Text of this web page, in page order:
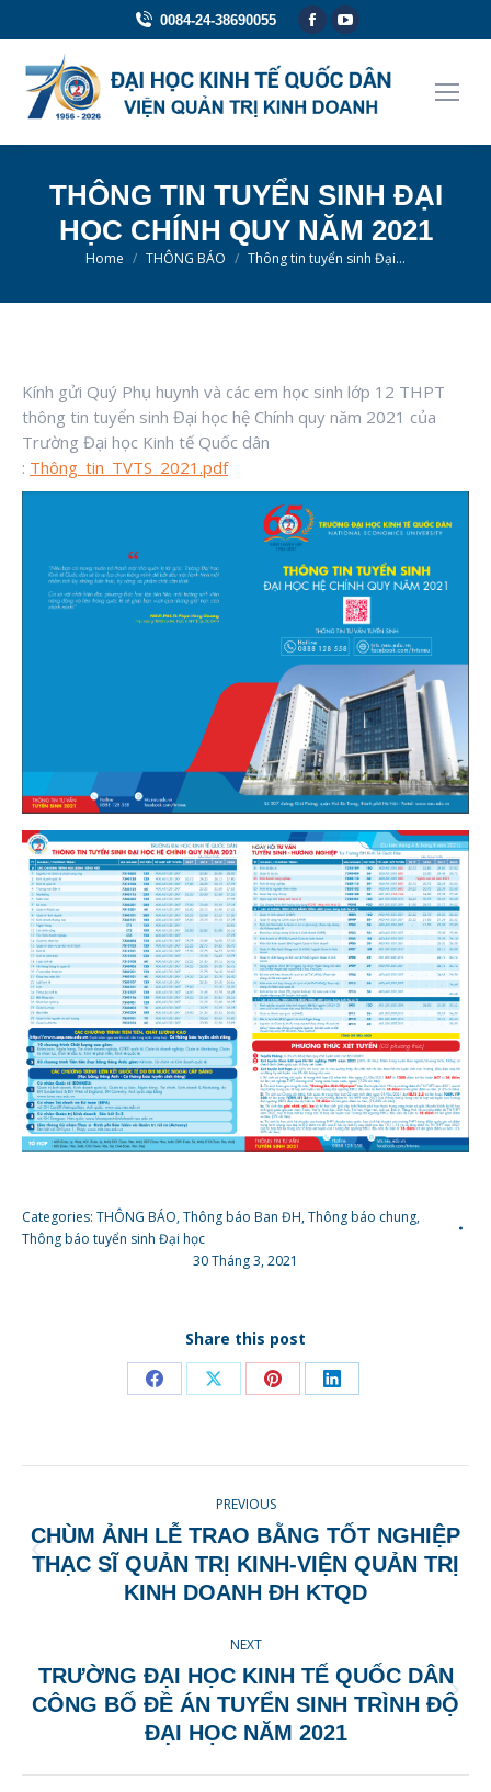
0084-24-38690055
Facebook
opens
in
YouTube
opens
in
THÔNG TIN TUYỂN SINH ĐẠI
HỌC CHÍNH QUY NĂM 2021
You are here:
Home THÔNG BÁO Thông tin tuyển sinh Đại…
Kính gửi Quý Phụ huynh và các em học sinh lớp 12 THPT
thông tin tuyển sinh Đại học hệ Chính quy năm 2021 của
Trường Đại học Kinh tế Quốc dân
: Thông_tin_TVTS_2021.pdf
Categories: THÔNG BÁO,Thông báo Ban ĐH,Thông báo chung,
Thông báo tuyển sinh Đại học
30 Tháng 3, 2021
Share this post
Share Share Share Share
NAVIGATION
PREVIOUS
Previous
post:
CHÙM ẢNH LỄ TRAO BẰNG TỐT NGHIỆP
THẠC SĨ QUẢN TRỊ KINH-VIỆN QUẢN TRỊ
KINH DOANH ĐH KTQD
NEXT
Next
post:
TRƯỜNG ĐẠI HỌC KINH TẾ QUỐC DÂN
CÔNG BỐ ĐỀ ÁN TUYỂN SINH TRÌNH ĐỘ
ĐẠI HỌC NĂM 2021